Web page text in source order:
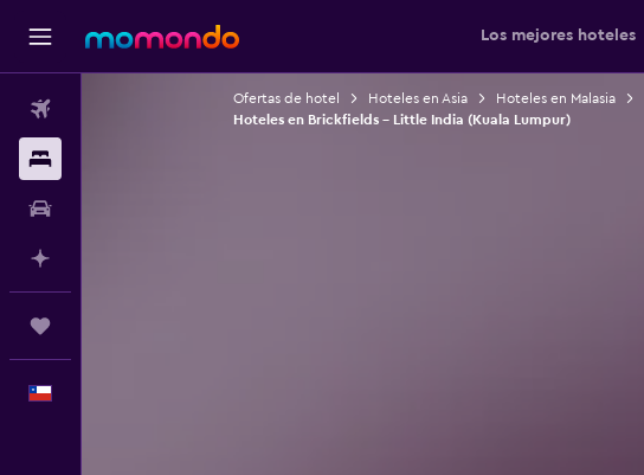
Los mejores hoteles
Ofertas de hotel Hoteles en Asia Hoteles en Malasia
Hoteles en Brickfields - Little India (Kuala Lumpur)